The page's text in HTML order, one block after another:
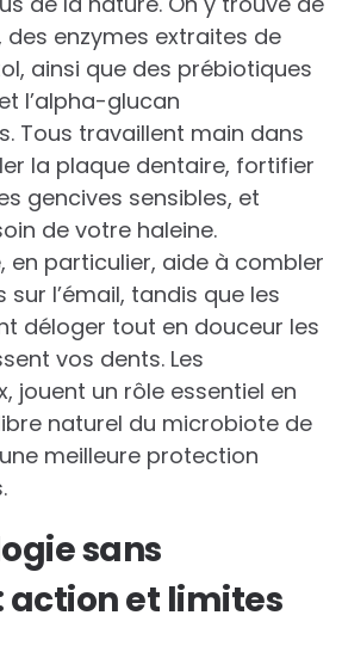
des enzymes extraites de
ainsi que des prébiotiques
l’alpha-glucan
Tous travaillent main dans
la plaque dentaire, fortifier
gencives sensibles, et
de votre haleine.
en particulier, aide à combler
l’émail, tandis que les
déloger tout en douceur les
vos dents. Les
jouent un rôle essentiel en
naturel du microbiote de
meilleure protection
sans
action et limites